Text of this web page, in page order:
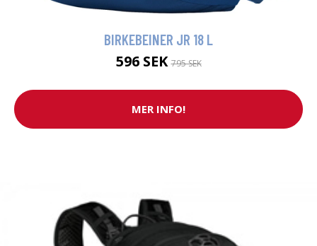
BIRKEBEINER JR 18 L
596 SEK795 SEK
MER INFO!